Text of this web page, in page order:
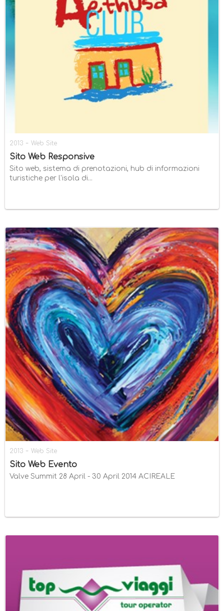
2013 - Web Site
Sito Web Responsive
Sito web, sistema di prenotazioni, hub di informazioni
turistiche per l'isola di...
2013 - Web Site
Sito Web Evento
Valve Summit 28 April - 30 April 2014 ACIREALE